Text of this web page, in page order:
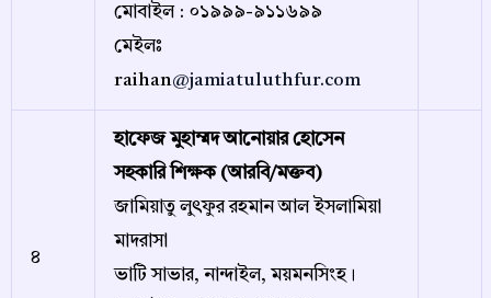
মোবাইল : ০১৯৯৯-৯১১৬৯৯
মেইলঃ
raihan@jamiatuluthfur.com
৪
হাফেজ মুহাম্মদ আনোয়ার হোসেন
সহকারি শিক্ষক (আরবি/মক্তব)
জামিয়াতু লুৎফুর রহমান আল ইসলামিয়া
মাদরাসা
ভাটি সাভার, নান্দাইল, ময়মনসিংহ।